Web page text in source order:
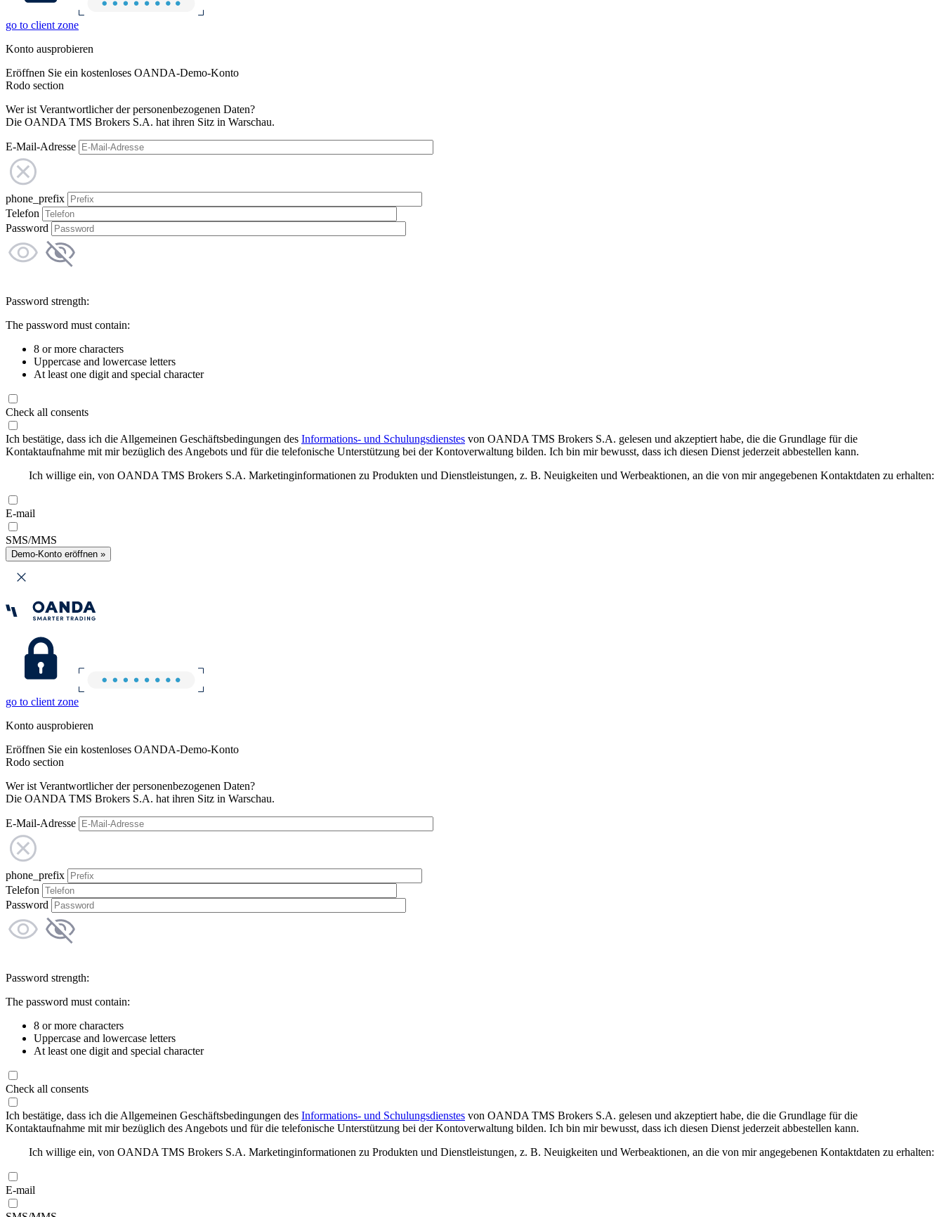
go to client zone
Konto ausprobieren
Eröffnen Sie ein kostenloses OANDA-Demo-Konto
Rodo section
Wer ist Verantwortlicher der personenbezogenen Daten?
Die OANDA TMS Brokers S.A. hat ihren Sitz in Warschau.
E-Mail-Adresse
phone_prefix
Telefon
Password
Password strength:
The password must contain:
8 or more characters
Uppercase and lowercase letters
At least one digit and special character
Check all consents
Ich bestätige, dass ich die Allgemeinen Geschäftsbedingungen des Informations- und Schulungsdienstes von OANDA TMS Brokers S.A. gelesen und akzeptiert habe, die die Grundlage für die
Kontaktaufnahme mit mir bezüglich des Angebots und für die telefonische Unterstützung bei der Kontoverwaltung bilden. Ich bin mir bewusst, dass ich diesen Dienst jederzeit abbestellen kann.
Ich willige ein, von OANDA TMS Brokers S.A. Marketinginformationen zu Produkten und Dienstleistungen, z. B. Neuigkeiten und Werbeaktionen, an die von mir angegebenen Kontaktdaten zu erhalten:
E-mail
SMS/MMS
Demo-Konto eröffnen »
go to client zone
Konto ausprobieren
Eröffnen Sie ein kostenloses OANDA-Demo-Konto
Rodo section
Wer ist Verantwortlicher der personenbezogenen Daten?
Die OANDA TMS Brokers S.A. hat ihren Sitz in Warschau.
E-Mail-Adresse
phone_prefix
Telefon
Password
Password strength:
The password must contain:
8 or more characters
Uppercase and lowercase letters
At least one digit and special character
Check all consents
Ich bestätige, dass ich die Allgemeinen Geschäftsbedingungen des Informations- und Schulungsdienstes von OANDA TMS Brokers S.A. gelesen und akzeptiert habe, die die Grundlage für die
Kontaktaufnahme mit mir bezüglich des Angebots und für die telefonische Unterstützung bei der Kontoverwaltung bilden. Ich bin mir bewusst, dass ich diesen Dienst jederzeit abbestellen kann.
Ich willige ein, von OANDA TMS Brokers S.A. Marketinginformationen zu Produkten und Dienstleistungen, z. B. Neuigkeiten und Werbeaktionen, an die von mir angegebenen Kontaktdaten zu erhalten:
E-mail